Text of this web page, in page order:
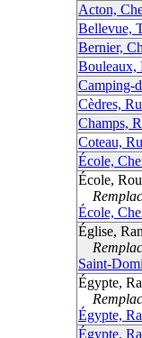
Acton,
Bellevue,
Bernier,
Bouleaux,
Camping-
Cèdres,
Champs,
Coteau,
École,
École,
École,
Église,
Saint-
Égypte,
Égypte,
Égypte,